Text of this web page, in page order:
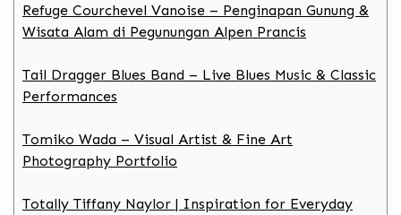
Refuge Courchevel Vanoise – Penginapan Gunung &
Wisata Alam di Pegunungan Alpen Prancis
Tail Dragger Blues Band – Live Blues Music & Classic
Performances
Tomiko Wada – Visual Artist & Fine Art
Photography Portfolio
Totally Tiffany Naylor | Inspiration for Everyday